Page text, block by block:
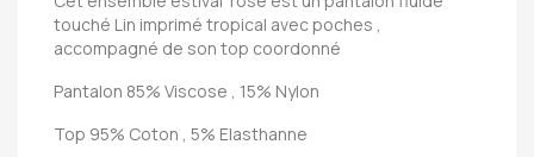
touché Lin imprimé tropical avec poches ,
accompagné de son top coordonné
Pantalon 85% Viscose , 15% Nylon
Top 95% Coton , 5% Elasthanne